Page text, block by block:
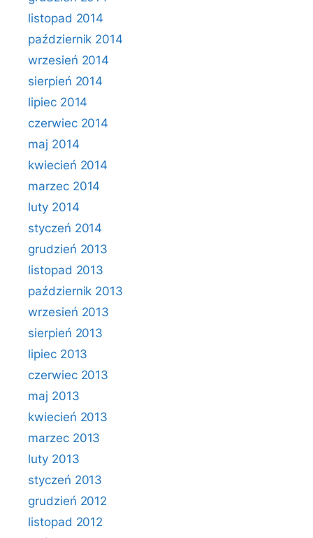
listopad 2014
październik 2014
wrzesień 2014
sierpień 2014
lipiec 2014
czerwiec 2014
maj 2014
kwiecień 2014
marzec 2014
luty 2014
styczeń 2014
grudzień 2013
listopad 2013
październik 2013
wrzesień 2013
sierpień 2013
lipiec 2013
czerwiec 2013
maj 2013
kwiecień 2013
marzec 2013
luty 2013
styczeń 2013
grudzień 2012
listopad 2012